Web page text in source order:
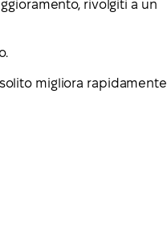
rivolgiti a un
solito migliora rapidamente